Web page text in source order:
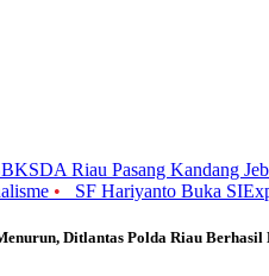
Riau Pasang Kandang
• SF Hariyanto Buka
Ditlantas Polda Riau